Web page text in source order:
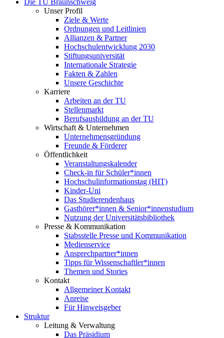
Die TU Braunschweig
Unser Profil
Ziele & Werte
Ordnungen und Leitlinien
Allianzen & Partner
Hochschulentwicklung 2030
Stiftungsuniversität
Internationale Strategie
Fakten & Zahlen
Unsere Geschichte
Karriere
Arbeiten an der TU
Stellenmarkt
Berufsausbildung an der TU
Wirtschaft & Unternehmen
Unternehmensgründung
Freunde & Förderer
Öffentlichkeit
Veranstaltungskalender
Check-in für Schüler*innen
Hochschulinformationstag (HIT)
Kinder-Uni
Das Studierendenhaus
Gasthörer*innen & Senior*innenstudium
Nutzung der Universitätsbibliothek
Presse & Kommunikation
Stabsstelle Presse und Kommunikation
Medienservice
Ansprechpartner*innen
Tipps für Wissenschaftler*innen
Themen und Stories
Kontakt
Allgemeiner Kontakt
Anreise
Für Hinweisgeber
Struktur
Leitung & Verwaltung
Das Präsidium